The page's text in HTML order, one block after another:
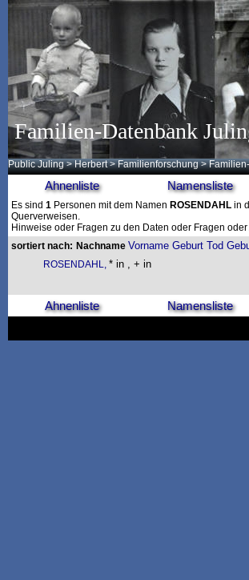
Familien-Datenbank
Public Juling >Herbert >Familienforschung >
Ahnenliste Namensliste
Es sind 1 Personen mit dem Namen ROSENDAHL in
Querverweisen.
Hinweise oder Fragen zu den Daten oder Fragen
sortiert nach: Nachname Vorname Geburt Tod
ROSENDAHL, * in , + in
Ahnenliste Namensliste